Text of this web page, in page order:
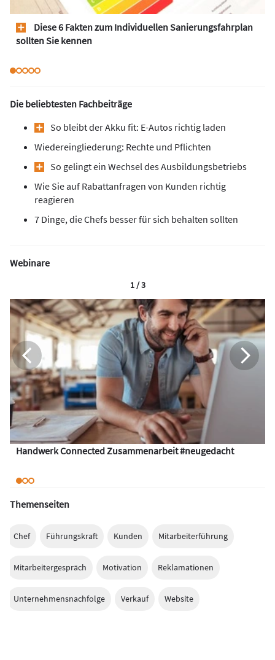
Diese 6 Fakten zum Individuellen Sanierungsfahrplan
sollten Sie kennen
Die beliebtesten Fachbeiträge
So bleibt der Akku fit: E-Autos richtig laden
Wiedereingliederung: Rechte und Pflichten
So gelingt ein Wechsel des Ausbildungsbetriebs
Wie Sie auf Rabattanfragen von Kunden richtig
reagieren
7 Dinge, die Chefs besser für sich behalten sollten
Webinare
Handwerk Connected Zusammenarbeit #neugedacht
1 / 3
Themenseiten
Chef Führungskraft Kunden Mitarbeiterführung
Mitarbeitergespräch Motivation Reklamationen
Unternehmensnachfolge Verkauf Website